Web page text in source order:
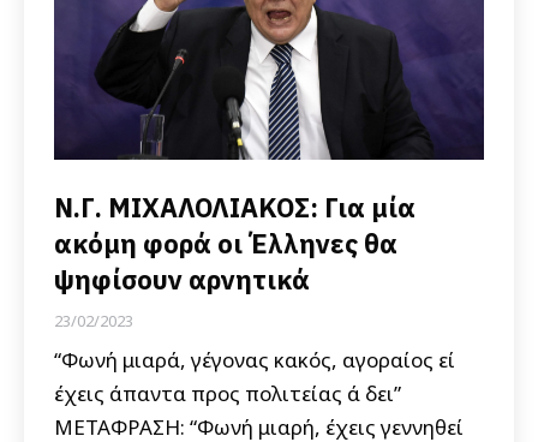
Ν.Γ. ΜΙΧΑΛΟΛΙΑΚΟΣ: Για μία
ακόμη φορά οι Έλληνες θα
ψηφίσουν αρνητικά
23/02/2023
“Φωνή μιαρά, γέγονας κακός, αγοραίος εί
έχεις άπαντα προς πολιτείας ά δει”
ΜΕΤΑΦΡΑΣΗ: “Φωνή μιαρή, έχεις γεννηθεί